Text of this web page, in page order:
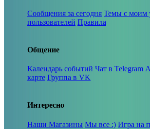
Сообщения за сегодня Темы с моим
пользователей Правила
Общение
Календарь событий Чат в Telegram
карте Группа в VK
Интересно
Наши Магазины Мы все :) Игра на